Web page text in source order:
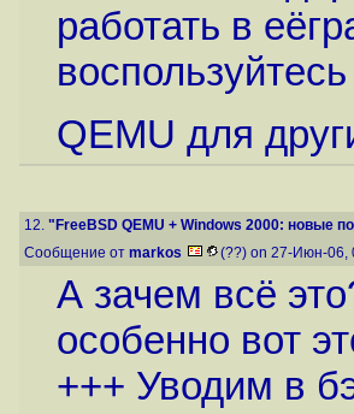
работать в
QEMU для
12. "FreeBSD QEMU + Windows 2000: новые
Сообщение от markos (??) on 27-Июн-06,
А зачем всё
особенно вот
+++ Уводим в